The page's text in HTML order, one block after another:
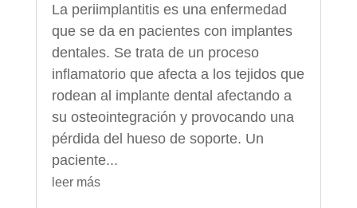
La periimplantitis es una enfermedad
que se da en pacientes con implantes
dentales. Se trata de un proceso
inflamatorio que afecta a los tejidos que
rodean al implante dental afectando a
su osteointegración y provocando una
pérdida del hueso de soporte. Un
paciente...
leer más